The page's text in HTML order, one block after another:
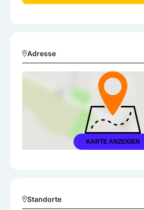
Adresse
KARTE ANZEIGEN
Standorte